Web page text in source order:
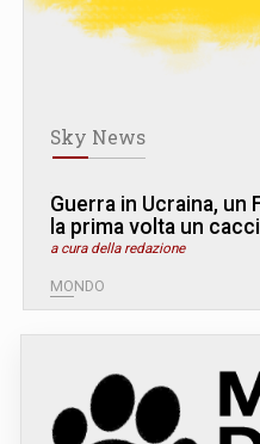
Sky News
Guerra in Ucraina, un
la prima volta un
a cura della redazione
MONDO